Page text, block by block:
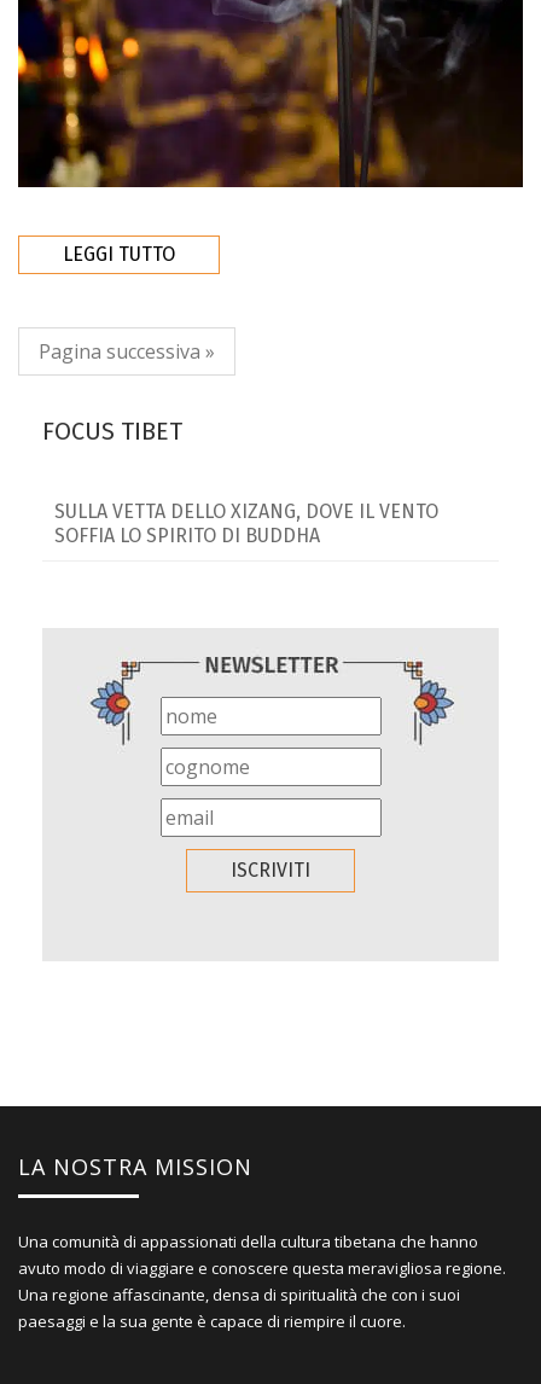
LEGGI TUTTO
Pagina successiva »
FOCUS TIBET
SULLA VETTA DELLO XIZANG, DOVE IL VENTO
SOFFIA LO SPIRITO DI BUDDHA
LA NOSTRA MISSION
Una comunità di appassionati della cultura tibetana che hanno
avuto modo di viaggiare e conoscere questa meravigliosa regione.
Una regione affascinante, densa di spiritualità che con i suoi
paesaggi e la sua gente è capace di riempire il cuore.